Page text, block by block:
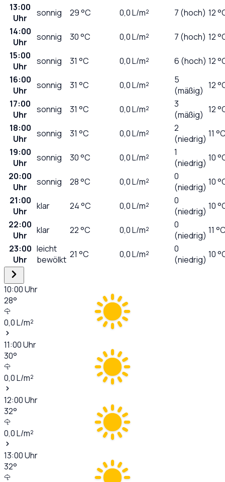
13:00
Uhr
sonnig 29°C 0,0L/m² 7 (hoch) 12
14:00
Uhr
sonnig 30°C 0,0L/m² 7 (hoch) 12
15:00
Uhr
sonnig 31 °C 0,0L/m² 6 (hoch) 12
16:00
Uhr
sonnig 31 °C 0,0L/m²
5
(mäßig) 12
17:00
Uhr
sonnig 31 °C 0,0L/m²
3
(mäßig) 12
18:00
Uhr
sonnig 31 °C 0,0L/m²
2
(niedrig) 11
19:00
Uhr
sonnig 30°C 0,0L/m²
1
(niedrig) 10
20:00
Uhr
sonnig 28°C 0,0L/m²
0
(niedrig) 10
21:00
Uhr
klar 24°C 0,0L/m²
0
(niedrig) 10
22:00
Uhr
klar 22°C 0,0L/m²
0
(niedrig) 11
23:00
Uhr
leicht
bewölkt 21 °C 0,0L/m²
0
(niedrig) 10
10:00Uhr
28°
0,0L/m²
11:00Uhr
30°
0,0L/m²
12:00Uhr
32°
0,0L/m²
13:00Uhr
32°